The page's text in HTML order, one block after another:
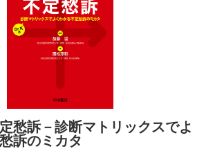
愁訴－診断マトリックスでよ
訴のミカタ